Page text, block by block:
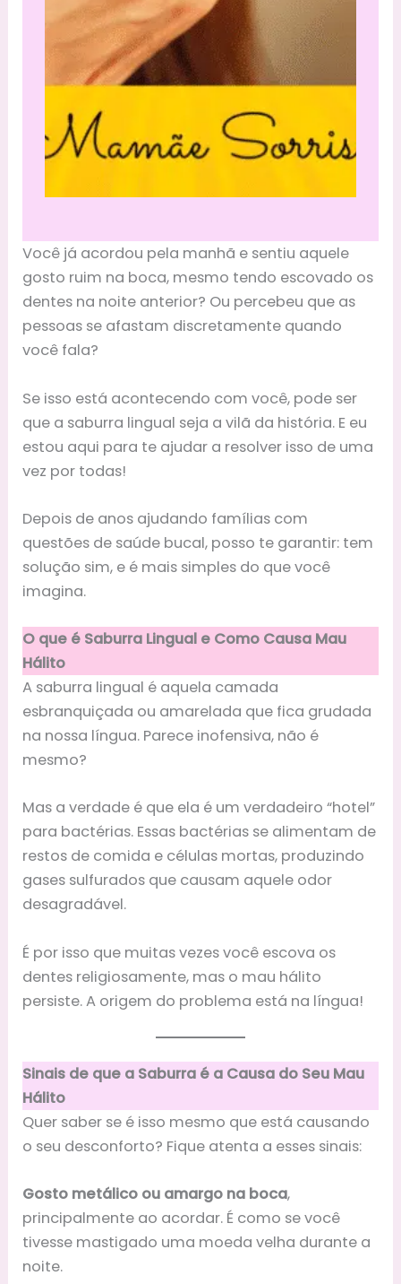
Você já acordou pela manhã e sentiu aquele
gosto ruim na boca, mesmo tendo escovado os
dentes na noite anterior? Ou percebeu que as
pessoas se afastam discretamente quando
você fala?
Se isso está acontecendo com você, pode ser
que a saburra lingual seja a vilã da história. E eu
estou aqui para te ajudar a resolver isso de uma
vez por todas!
Depois de anos ajudando famílias com
questões de saúde bucal, posso te garantir: tem
solução sim, e é mais simples do que você
imagina.
O que é Saburra Lingual e Como Causa Mau
Hálito
A saburra lingual é aquela camada
esbranquiçada ou amarelada que fica grudada
na nossa língua. Parece inofensiva, não é
mesmo?
Mas a verdade é que ela é um verdadeiro “hotel”
para bactérias. Essas bactérias se alimentam de
restos de comida e células mortas, produzindo
gases sulfurados que causam aquele odor
desagradável.
É por isso que muitas vezes você escova os
dentes religiosamente, mas o mau hálito
persiste. A origem do problema está na língua!
Sinais de que a Saburra é a Causa do Seu Mau
Hálito
Quer saber se é isso mesmo que está causando
o seu desconforto? Fique atenta a esses sinais:
Gosto metálico ou amargo na boca,
principalmente ao acordar. É como se você
tivesse mastigado uma moeda velha durante a
noite.